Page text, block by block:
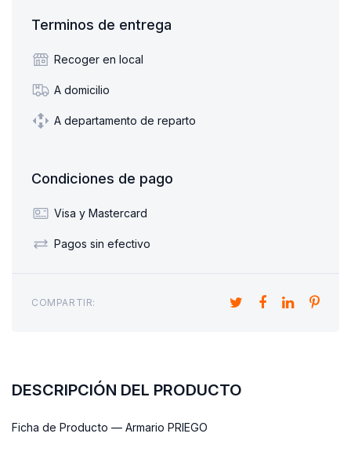
Terminos de entrega
Recoger en local
A domicilio
A departamento de reparto
Condiciones de pago
Visa y Mastercard
Pagos sin efectivo
COMPARTIR:
DESCRIPCIÓN DEL PRODUCTO
Ficha de Producto — Armario PRIEGO